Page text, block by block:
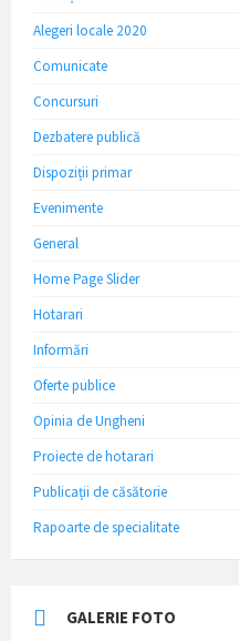
Alegeri locale 2020
Comunicate
Concursuri
Dezbatere publică
Dispoziții primar
Evenimente
General
Home Page Slider
Hotarari
Informări
Oferte publice
Opinia de Ungheni
Proiecte de hotarari
Publicații de căsătorie
Rapoarte de specialitate
GALERIE FOTO